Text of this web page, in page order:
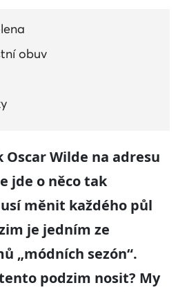
obuv
Wilde na adresu
jde o něco tak
měnit každého půl
je jedním ze
„módních sezón“.
podzim nosit? My